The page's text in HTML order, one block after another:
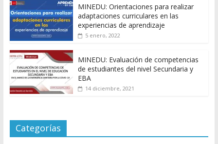
MINEDU: Orientaciones para realizar
adaptaciones curriculares en las
experiencias de aprendizaje
5 enero, 2022
MINEDU: Evaluación de competencias
de estudiantes del nivel Secundaria y
EBA
14 diciembre, 2021
Categorías